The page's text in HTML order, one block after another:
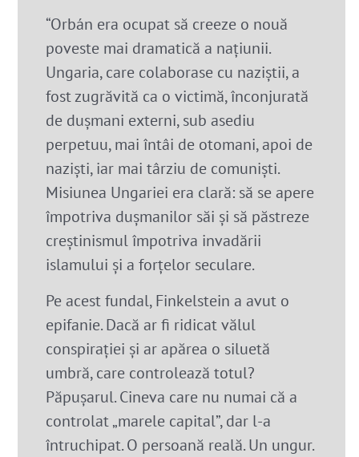
“Orbán era ocupat să creeze o nouă
poveste mai dramatică a națiunii.
Ungaria, care colaborase cu naziștii, a
fost zugrăvită ca o victimă, înconjurată
de dușmani externi, sub asediu
perpetuu, mai întâi de otomani, apoi de
naziști, iar mai târziu de comuniști.
Misiunea Ungariei era clară: să se apere
împotriva dușmanilor săi și să păstreze
creștinismul împotriva invadării
islamului și a forțelor seculare.
Pe acest fundal, Finkelstein a avut o
epifanie. Dacă ar fi ridicat vălul
conspirației și ar apărea o siluetă
umbră, care controlează totul?
Păpușarul. Cineva care nu numai că a
controlat „marele capital”, dar l-a
întruchipat. O persoană reală. Un ungur.